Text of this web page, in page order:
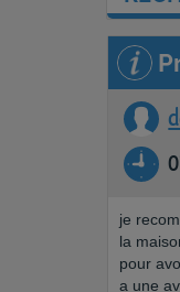
je
la
pour
a une